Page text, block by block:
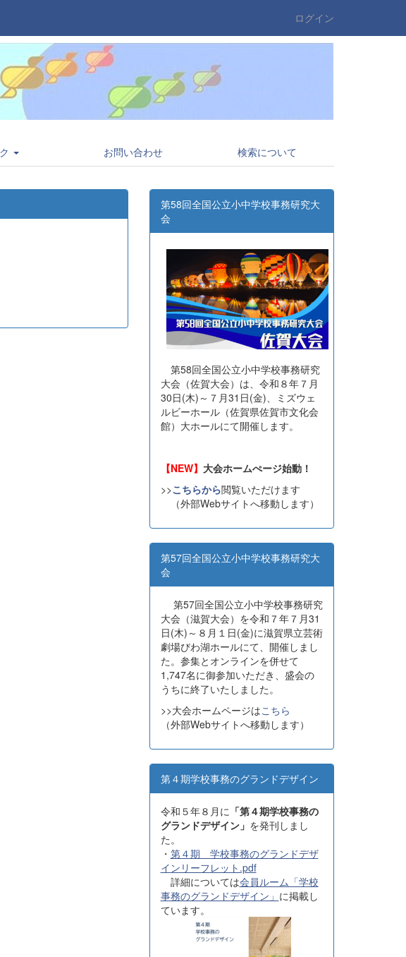
ログイン
お問い合わせ 検索について
第58回全国公立小中学校事務研究大
会
第58回全国公立小中学校事務研究
大会（佐賀大会）は、令和８年７月
30日(木)～７月31日(金)、ミズウェ
ルビーホール（佐賀県佐賀市文化会
館）大ホールにて開催します。
【NEW】 大会ホームぺージ始動！
>>こちらから閲覧いただけます
（外部Webサイトへ移動します）
第57回全国公立小中学校事務研究大
会
第57回全国公立小中学校事務研究
大会（滋賀大会）を令和７年７月31
日(木)～８月１日(金)に滋賀県立芸術
劇場びわ湖ホールにて、開催しまし
た。参集とオンラインを併せて
1,747名に御参加いただき、盛会の
うちに終了いたしました。
>>大会ホームページはこちら
（外部Webサイトへ移動します）
第４期学校事務のグランドデザイン
令和５年８月に 「第４期学校事務の
グランドデザイン」 を発刊しまし
た。
・ 第４期 学校事務のグランドデザ
インリーフレット.pdf
詳細については会員ルーム「学校
事務のグランドデザイン」 に掲載し
ています。